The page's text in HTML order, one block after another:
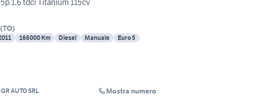
1.6 tdci Titanium 115cv
(TO)
166000 Km Diesel Manuale Euro 5
GR AUTO SRL Mostra numero